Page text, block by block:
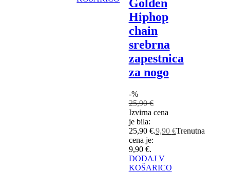
Golden
Hiphop
chain
srebrna
zapestnica
za nogo
-%
25,90€
Izvirna cena
je bila:
25,90 €.9,90 €Trenutna
cena je:
9,90 €.
DODAJ V
KOŠARICO